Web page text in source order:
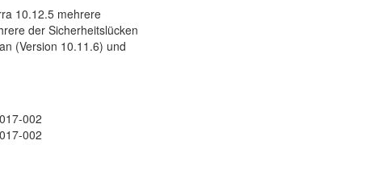
10.12.5 mehrere
der Sicherheitslücken
(Version 10.11.6) und
002
002